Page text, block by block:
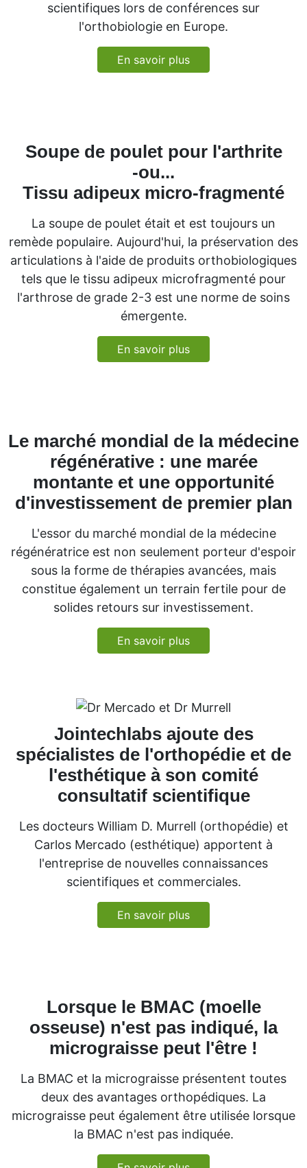
scientifiques lors de conférences sur
l'orthobiologie en Europe.
En savoir plus
Soupe de poulet pour l'arthrite
-ou...
Tissu adipeux micro-fragmenté
La soupe de poulet était et est toujours un
remède populaire. Aujourd'hui, la préservation des
articulations à l'aide de produits orthobiologiques
tels que le tissu adipeux microfragmenté pour
l'arthrose de grade 2-3 est une norme de soins
émergente.
En savoir plus
Le marché mondial de la médecine
régénérative : une marée
montante et une opportunité
d'investissement de premier plan
L'essor du marché mondial de la médecine
régénératrice est non seulement porteur d'espoir
sous la forme de thérapies avancées, mais
constitue également un terrain fertile pour de
solides retours sur investissement.
En savoir plus
Jointechlabs ajoute des
spécialistes de l'orthopédie et de
l'esthétique à son comité
consultatif scientifique
Les docteurs William D. Murrell (orthopédie) et
Carlos Mercado (esthétique) apportent à
l'entreprise de nouvelles connaissances
scientifiques et commerciales.
En savoir plus
Lorsque le BMAC (moelle
osseuse) n'est pas indiqué, la
micrograisse peut l'être !
La BMAC et la micrograisse présentent toutes
deux des avantages orthopédiques. La
micrograisse peut également être utilisée lorsque
la BMAC n'est pas indiquée.